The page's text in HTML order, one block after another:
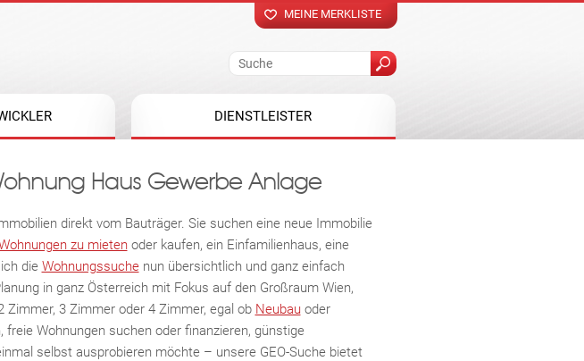
MEINE MERKLISTE
DIENSTLEISTER
Haus Gewerbe Anlage
direkt vom Bauträger. Sie suchen eine neue Immobilie
zu mietenoder kaufen, ein Einfamilienhaus, eine
die Wohnungssuchenun übersichtlich und ganz einfach
in ganz Österreich mit Fokus auf den Großraum Wien,
Zimmer, 3 Zimmer oder 4 Zimmer, egal ob Neubauoder
Wohnungen suchen oder finanzieren, günstige
selbst ausprobieren möchte – unsere GEO-Suche bietet